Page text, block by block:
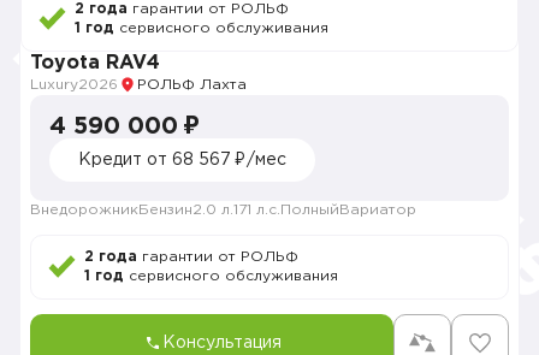
2 года гарантии от РОЛЬФ
1 год сервисного обслуживания
Toyota RAV4
Luxury2026 РОЛЬФ Лахта
4 590 000 ₽
Кредит от 68 567 ₽/мес
Внедорожник Бензин2.0 л. 171 л.с. Полный Вариатор
2 года гарантии от РОЛЬФ
1 год сервисного обслуживания
Консультация